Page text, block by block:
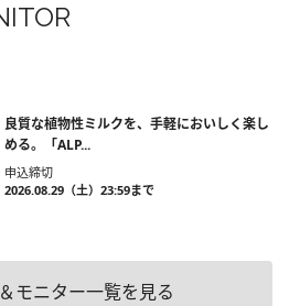
良質な植物性ミルクを、手軽においしく楽し
める。「ALP...
申込締切
2026.08.29（土）23:59まで
モニター一覧を見る